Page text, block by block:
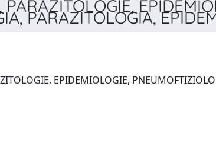
PARAZITOLOGIA,
EPIDEMIOLOGIE,